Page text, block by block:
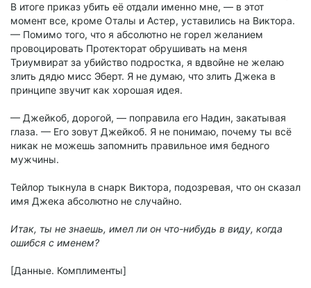
В итоге приказ убить её отдали именно мне, — в этот
момент все, кроме Оталы и Астер, уставились на Виктора.
— Помимо того, что я абсолютно не горел желанием
провоцировать Протекторат обрушивать на меня
Триумвират за убийство подростка, я вдвойне не желаю
злить дядю мисс Эберт. Я не думаю, что злить Джека в
принципе звучит как хорошая идея.
— Джейкоб, дорогой, — поправила его Надин, закатывая
глаза. — Его зовут Джейкоб. Я не понимаю, почему ты всё
никак не можешь запомнить правильное имя бедного
мужчины.
Тейлор тыкнула в снарк Виктора, подозревая, что он сказал
имя Джека абсолютно не случайно.
Итак, ты не знаешь, имел ли он что-нибудь в виду, когда
ошибся с именем?
[Данные. Комплименты]